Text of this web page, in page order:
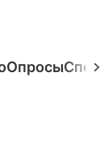
Опросы